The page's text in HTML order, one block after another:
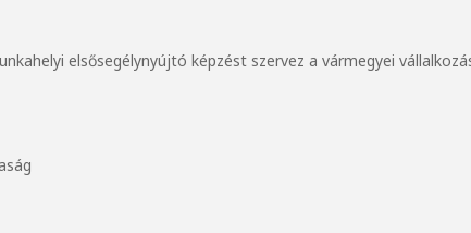
elsősegélynyújtó képzést szervez a vármegyei